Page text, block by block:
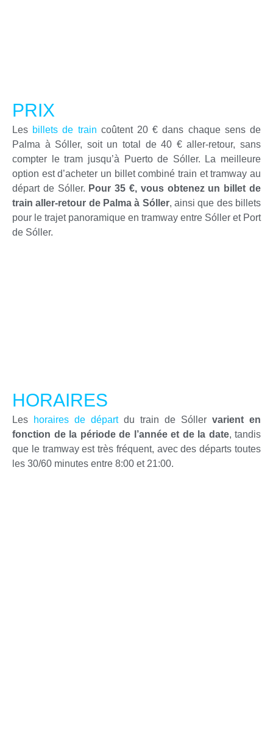
PRIX
Les billets de train coûtent 20 € dans chaque sens de
Palma à Sóller, soit un total de 40 € aller-retour, sans
compter le tram jusqu’à Puerto de Sóller. La meilleure
option est d’acheter un billet combiné train et tramway au
départ de Sóller. Pour 35 €, vous obtenez un billet de
train aller-retour de Palma à Sóller, ainsi que des billets
pour le trajet panoramique en tramway entre Sóller et Port
de Sóller.
HORAIRES
Les horaires de départdu train de Sóller varient en
fonction de la période de l’année et de la date, tandis
que le tramway est très fréquent, avec des départs toutes
les 30/60 minutes entre 8:00 et 21:00.